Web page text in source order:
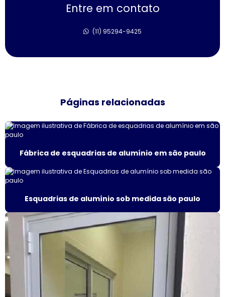
Empresa de janela sobreposta de giro
Empresa de janela sobreposta de giro em sp
Empresa de janela vidro multilaminado
Empresas de esquadrias de alumínio sp
Esquadria de alumínio amadeirado
Esquadria alumínio janela preço
Esquadria de alumínio preço metro
Esquadria com persiana
Esquadrias acústicas
Esquadrias acústicas de alumínio
Esquadrias de alto padrão
Esquadrias alumínio acústicas
Entre em contato
(11) 95294-9425
Páginas relacionadas
Fábrica de esquadrias de alumínio em são paulo
Esquadrias de alumínio sob medida são paulo